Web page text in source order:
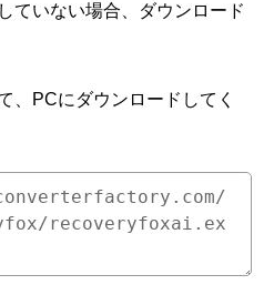
ていない場合、ダウンロード
、PCにダウンロードしてく